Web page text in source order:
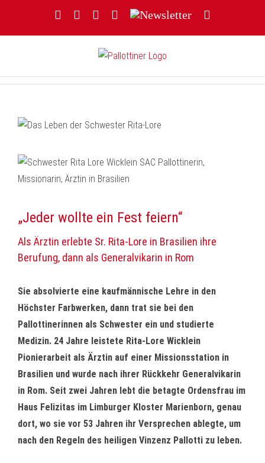
FacebookYouTubeInstagram
Threads
Newsletter
„Jeder wollte ein Fest feiern“
Als Ärztin erlebte Sr. Rita-Lore in Brasilien ihre
Berufung, dann als Generalvikarin in Rom
Sie absolvierte eine kaufmännische Lehre in den
Höchster Farbwerken, dann trat sie bei den
Pallottinerinnen als Schwester ein und studierte
Medizin. 24 Jahre leistete Rita-Lore Wicklein
Pionierarbeit als Ärztin auf einer Missionsstation in
Brasilien und wurde nach ihrer Rückkehr Generalvikarin
in Rom. Seit zwei Jahren lebt die betagte Ordensfrau im
Haus Felizitas im Limburger Kloster Marienborn, genau
dort, wo sie vor 53 Jahren ihr Versprechen ablegte, um
nach den Regeln des heiligen Vinzenz Pallotti zu leben.